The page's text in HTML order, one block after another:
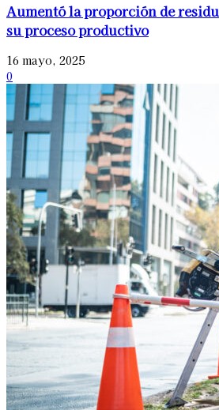
Aumentó la proporción de
su proceso productivo
16 mayo, 2025
0